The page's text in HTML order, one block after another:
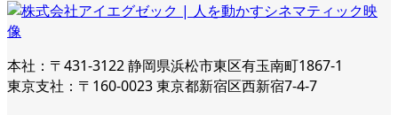
本社：〒431-3122 静岡県浜松市東区有玉南町1867-1
東京支社：〒160-0023 東京都新宿区西新宿7-4-7